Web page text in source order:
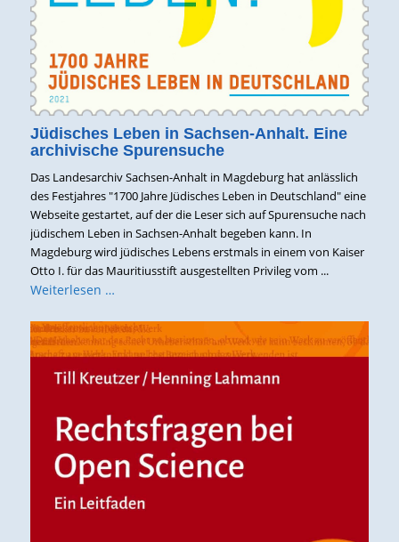
Jüdisches Leben in Sachsen-Anhalt. Eine
archivische Spurensuche
Das Landesarchiv Sachsen-Anhalt in Magdeburg hat anlässlich
des Festjahres "1700 Jahre Jüdisches Leben in Deutschland" eine
Webseite gestartet, auf der die Leser sich auf Spurensuche nach
jüdischem Leben in Sachsen-Anhalt begeben kann. In
Magdeburg wird jüdisches Lebens erstmals in einem von Kaiser
Otto I. für das Mauritiusstift ausgestellten Privileg vom ...
Weiterlesen …